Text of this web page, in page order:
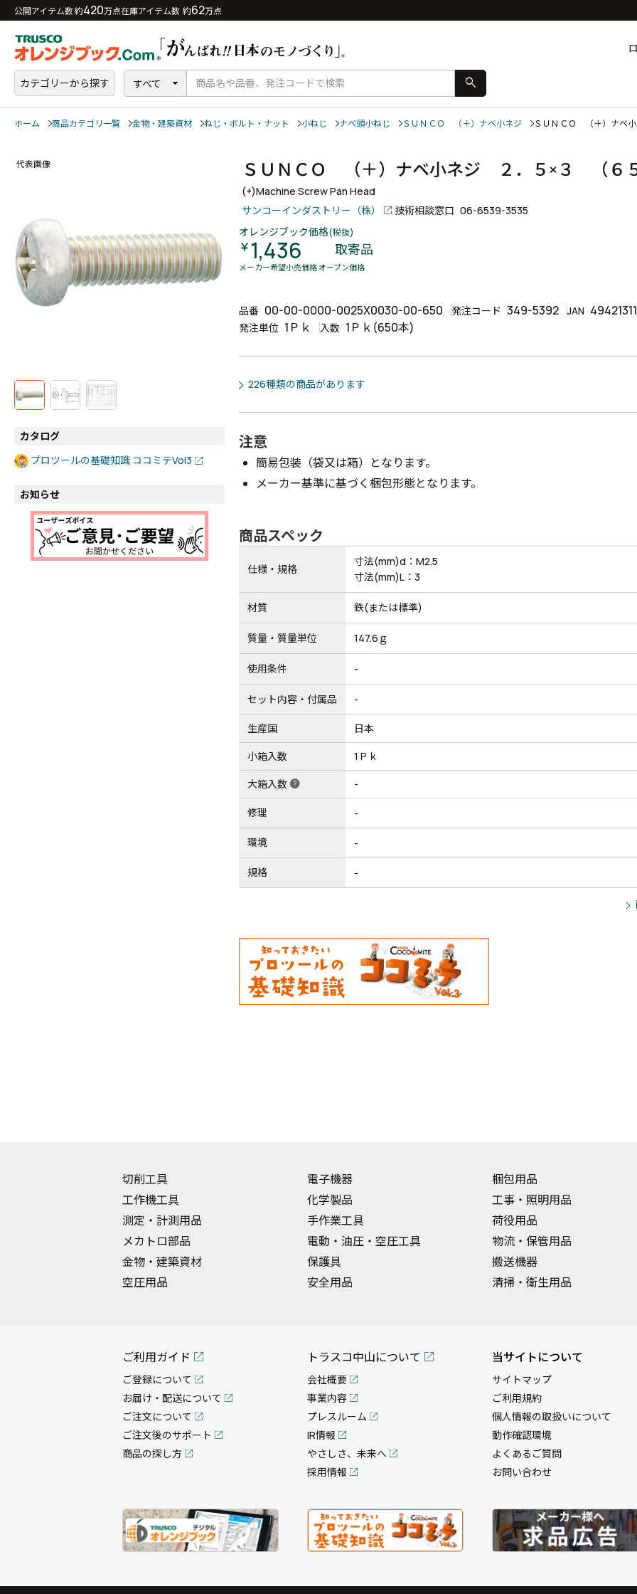
公開アイテム数 約420万点在庫アイテム数 約62万点
カテゴリーから探す すべて search
ホーム 商品カテゴリ一覧 金物・建築資材 ねじ・ボルト・ナット 小ねじ ナベ頭小ねじ ＳＵＮＣＯ （＋）ナベ小ネジ ＳＵＮＣＯ （＋）ナ
代表画像
カタログ
プロツールの基礎知識 ココミテVol3
お知らせ
ＳＵＮＣＯ （＋）ナベ小ネジ ２．５×３ （
(+)Machine Screw Pan Head
サンコーインダストリー（株）
技術相談窓口 06-6539-3535
オレンジブック価格(税抜)
￥ 1,436 取寄品
メーカー希望小売価格 オープン価格
品番 00-00-0000-0025X0030-00-650 発注コード 349-5392 JAN
発注単位 1Ｐｋ 入数 1Ｐｋ(650本)
226種類の商品があります
注意
簡易包装（袋又は箱）となります。
メーカー基準に基づく梱包形態となります。
商品スペック
仕様・規格
寸法(mm)d：M2.5
寸法(mm)L：3
材質 鉄(または標準)
質量・質量単位 147.6ｇ
使用条件 -
セット内容・付属品 -
生産国 日本
小箱入数 1Ｐｋ
大箱入数 help -
修理 -
環境 -
規格 -
切削工具
工作機工具
測定・計測用品
メカトロ部品
金物・建築資材
空圧用品
電子機器
化学製品
手作業工具
電動・油圧・空圧工具
保護具
安全用品
梱包用品
工事・照明用品
荷役用品
物流・保管用品
搬送機器
清掃・衛生用品
ご利用ガイド
ご登録について
お届け・配送について
ご注文について
ご注文後のサポート
商品の探し方
トラスコ中山について
会社概要
事業内容
プレスルーム
IR情報
やさしさ、未来へ
採用情報
当サイトについて
サイトマップ
ご利用規約
個人情報の取扱いについて
動作確認環境
よくあるご質問
お問い合わせ